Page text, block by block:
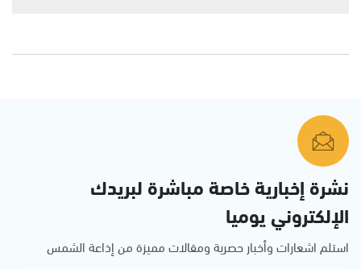
نشرة إخبارية خاصة مباشرة لبريدك
الإلكتروني يوميا
استلم اشعارات وأخبار حصرية ومقالات مميزة من إذاعة الشمس